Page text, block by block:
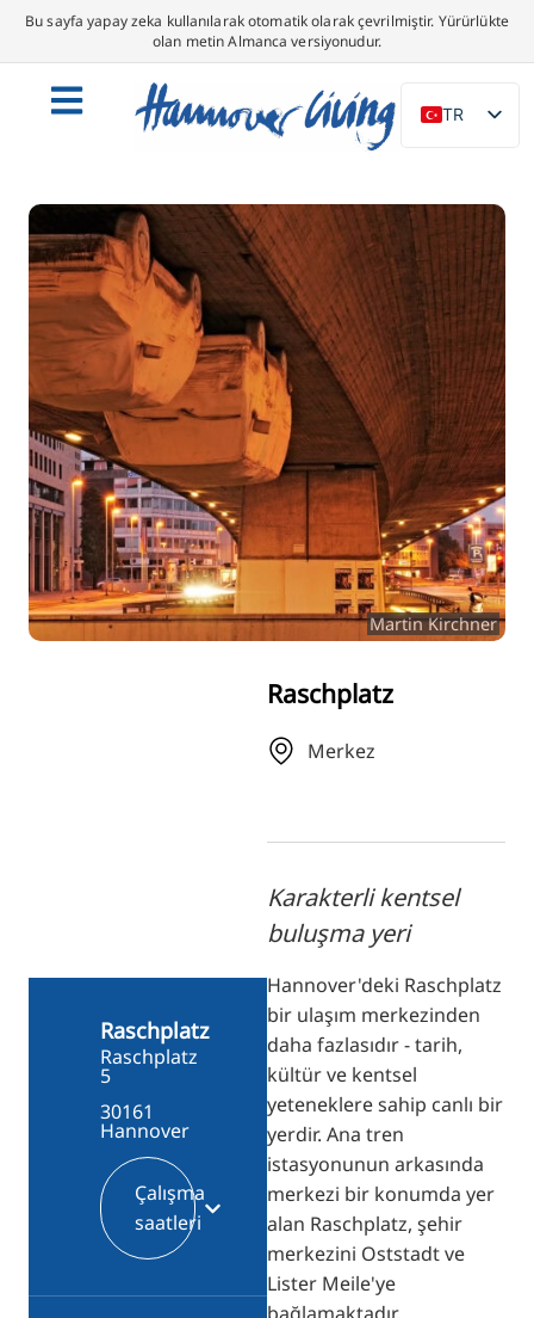
Bu sayfa yapay zeka kullanılarak otomatik olarak çevrilmiştir. Yürürlükte
olan metin Almanca versiyonudur.
TR
DE
ES
IT
DA
SV
FR
PT
RU
FI
ZH
Martin Kirchner
Raschplatz
Merkez
Karakterli kentsel
buluşma yeri
Hannover'deki Raschplatz
bir ulaşım merkezinden
daha fazlasıdır - tarih,
kültür ve kentsel
yeteneklere sahip canlı bir
yerdir. Ana tren
istasyonunun arkasında
merkezi bir konumda yer
alan Raschplatz, şehir
merkezini Oststadt ve
Lister Meile'ye
bağlamaktadır.
Raschplatz
Raschplatz
5
30161
Hannover
Çalışma
saatleri